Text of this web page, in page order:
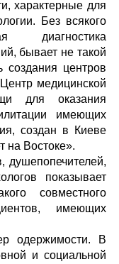
характерные для
Без всякого
диагностика
бывает не такой
создания центров
медицинской
для оказания
имеющих
создан в Киеве
на Востоке».
душепопечителей,
показывает
совместного
имеющих
одержимости. В
и социальной